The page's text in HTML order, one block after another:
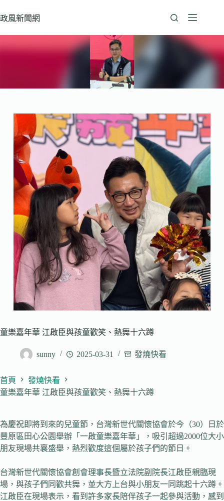
至
政風新聞網
童樂嘉年華 江啟臣與孩童歡笑、熱舞十六蹲
sunny 2025-03-31 發燒快看
首頁
發燒快看
童樂嘉年華 江啟臣與孩童歡笑、熱舞十六蹲
為慶祝即將到來的兒童節，台灣新世代關懷協會於今（30）日於
豐原區田心公園舉辦「一啟童樂嘉年華」，吸引超過2000位大小
朋友現場共襄盛舉，熱烈歡度這個屬於孩子們的節日。
台灣新世代關懷協會創會理事長暨立法院副院長江啟臣親臨現
場，與孩子們同歡共舞，並大方上台與小朋友一同跳起十六蹲。
江啟臣在現場表示，看到許多家長陪伴孩子一起參與活動，感到